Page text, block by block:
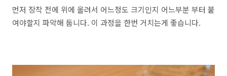
먼저 장착 전에 위에 올려서 어느정도 크기인지 어느부분 부터 붙
여야할지 파악해 둡니다. 이 과정을 한번 거치는게 좋습니다.